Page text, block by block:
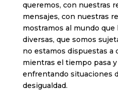
queremos, con nuestras
mensajes, con nuestras
mostramos al mundo que
diversas, que somos
no estamos dispuestas a
mientras el tiempo pasa
enfrentando situaciones
desigualdad.